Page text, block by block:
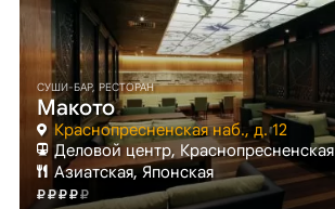
СУШИ-БАР, РЕСТОРАН
Макото
Краснопресненская наб., д. 12
Деловой центр, Краснопресненская
Азиатская, Японская